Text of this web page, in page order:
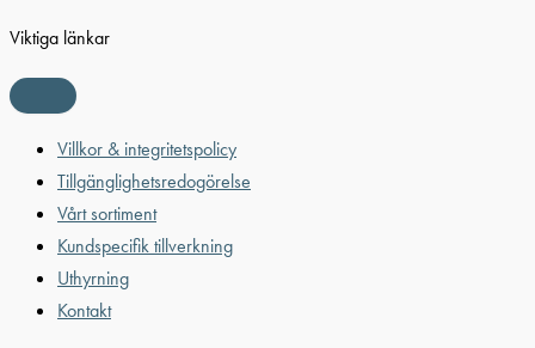
Viktiga länkar
Villkor & integritetspolicy
Tillgänglighetsredogörelse
Vårt sortiment
Kundspecifik tillverkning
Uthyrning
Kontakt